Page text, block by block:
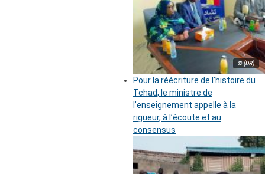
© (DR)
Pour la réécriture de l’histoire du
Tchad, le ministre de
l’enseignement appelle à la
rigueur, à l’écoute et au
consensus